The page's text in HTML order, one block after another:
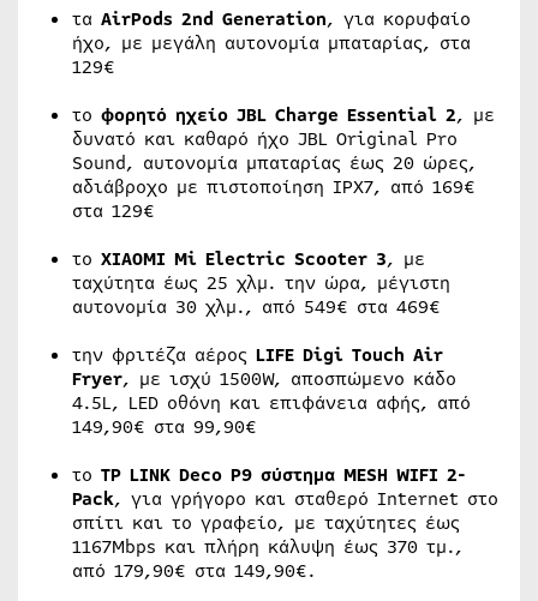
τα ΑirPods 2nd Generation, για κορυφαίο
ήχο, με μεγάλη αυτονομία μπαταρίας, στα
129€
το φορητό ηχείο JBL Charge Essential 2, με
δυνατό και καθαρό ήχο JBL Original Pro
Sound, αυτονομία μπαταρίας έως 20 ώρες,
αδιάβροχο με πιστοποίηση IPX7, από 169€
στα 129€
το XIAOMI Mi Electric Scooter 3, με
ταχύτητα έως 25 χλμ. την ώρα, μέγιστη
αυτονομία 30 χλμ., από 549€ στα 469€
την φριτέζα αέρος LIFE Digi Touch Air
Fryer, με ισχύ 1500W, αποσπώμενο κάδο
4.5L, LED οθόνη και επιφάνεια αφής, από
149,90€ στα 99,90€
το TP LINK Deco P9 σύστημα MESH WIFI 2-
Pack, για γρήγορο και σταθερό Internet στο
σπίτι και το γραφείο, με ταχύτητες έως
1167Mbps και πλήρη κάλυψη έως 370 τμ.,
από 179,90€ στα 149,90€.